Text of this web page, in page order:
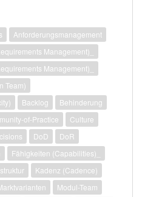
Anforderungsmanagement
Management)_
Management)_
Team)
Backlog
Behinderung
of-Practice
Culture
DoD
DoR
Fähigkeiten (Capabilities)_
Kadenz (Cadence)
Modul-Team